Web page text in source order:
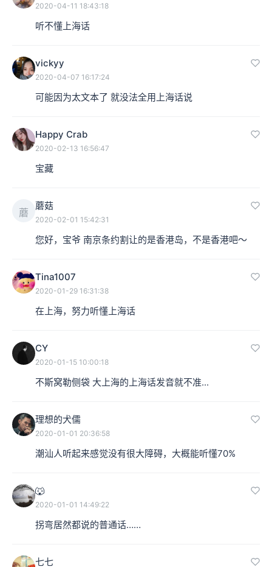
2020-04-11 18:43:18
听不懂上海话
vickyy
2020-04-07 16:17:24
可能因为太文本了 就没法全用上海话说
Happy Crab
2020-02-13 16:56:47
宝藏
蘑
蘑菇
2020-02-01 15:42:31
您好，宝爷 南京条约割让的是香港岛，不是香港吧～
Tina1007
2020-01-29 16:31:38
在上海，努力听懂上海话
CY
2020-01-15 10:00:18
不斯窝勒侧袋 大上海的上海话发音就不准...
理想的犬儒
2020-01-01 20:36:58
潮汕人听起来感觉没有很大障碍，大概能听懂70%
🐺
2020-01-01 14:49:22
拐弯居然都说的普通话……
七七